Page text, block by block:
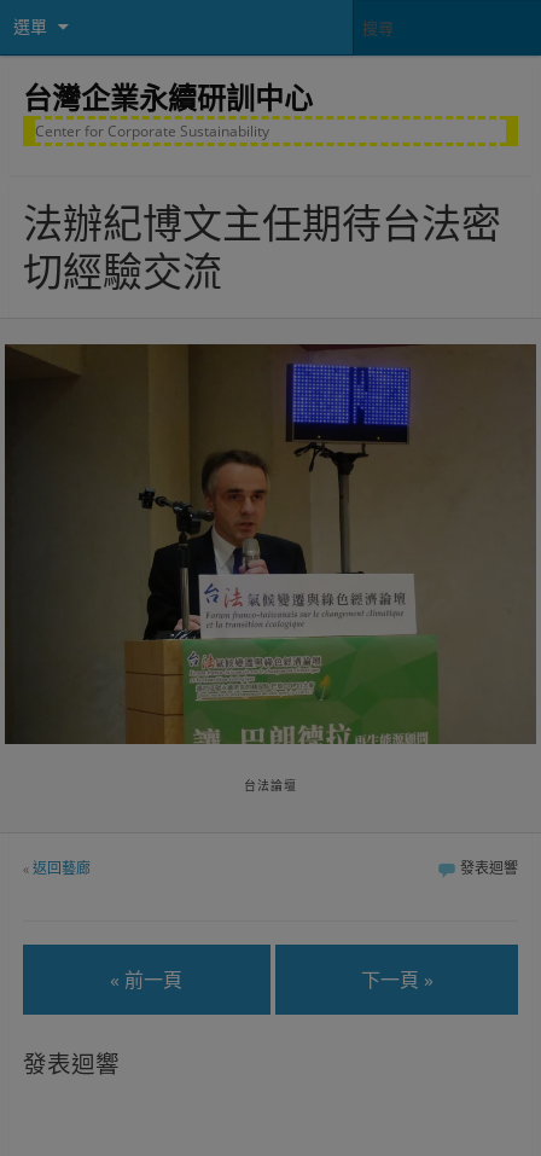
選單
台灣企業永續研訓中心
Center for Corporate Sustainability
法辦紀博文主任期待台法密
切經驗交流
台法論壇
«返回藝廊 發表迴響
« 前一頁 下一頁 »
發表迴響